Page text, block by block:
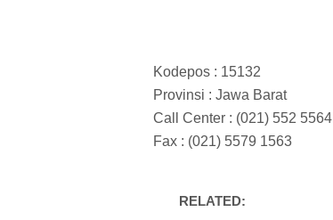
Kodepos : 15132
Provinsi : Jawa Barat
Call Center : (021) 552 5564
Fax : (021) 5579 1563
RELATED: